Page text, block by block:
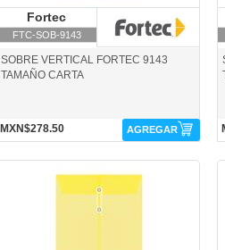
Fortec
FTC-SOB-9143
SOBRE VERTICAL FORTEC 9143
TAMAÑO CARTA
MXN$278.50 AGREGAR